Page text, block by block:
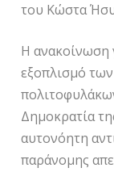
του Κώστα
Η ανακοίνωση
εξοπλισμό
Δημοκρατία
αυτονόητη
παράνομης